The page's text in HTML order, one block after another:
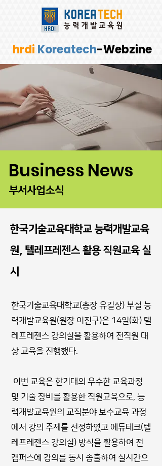
hrdi Koreatech-Webzine
Business News
부서사업소식
한국기술교육대학교 능력개발교육
원, 텔레프레젠스 활용 직원교육 실
시
한국기술교육대학교(총장 유길상) 부설 능
력개발교육원(원장 이진구)은 14일(화) 텔
레프레젠스 강의실을 활용하여 전직원 대
상 교육을 진행했다.
이번 교육은 한기대의 우수한 교육과정
및 기술 장비를 활용한 직원교육으로, 능
력개발교육원의 교직분야 보수교육 과정
에서 강의 주제를 선정하였고 에듀테크(텔
레프레젠스 강의실) 방식을 활용하여 전
캠퍼스에 강의를 동시 송출하여 실시간으